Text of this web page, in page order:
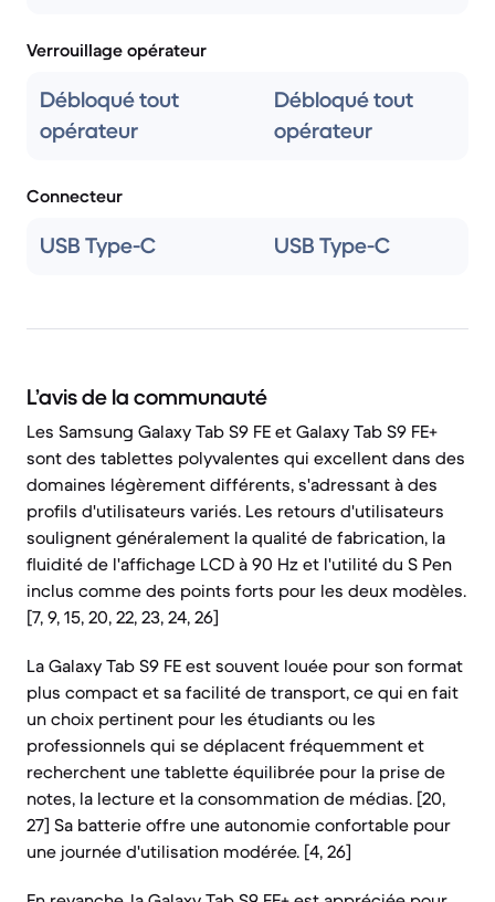
Verrouillage opérateur
Débloqué tout
opérateur
Débloqué tout
opérateur
Connecteur
USB Type-C USB Type-C
L’avis de la communauté
Les Samsung Galaxy Tab S9 FE et Galaxy Tab S9 FE+
sont des tablettes polyvalentes qui excellent dans des
domaines légèrement différents, s'adressant à des
profils d'utilisateurs variés. Les retours d'utilisateurs
soulignent généralement la qualité de fabrication, la
fluidité de l'affichage LCD à 90 Hz et l'utilité du S Pen
inclus comme des points forts pour les deux modèles.
[7, 9, 15, 20, 22, 23, 24, 26]
La Galaxy Tab S9 FE est souvent louée pour son format
plus compact et sa facilité de transport, ce qui en fait
un choix pertinent pour les étudiants ou les
professionnels qui se déplacent fréquemment et
recherchent une tablette équilibrée pour la prise de
notes, la lecture et la consommation de médias. [20,
27] Sa batterie offre une autonomie confortable pour
une journée d'utilisation modérée. [4, 26]